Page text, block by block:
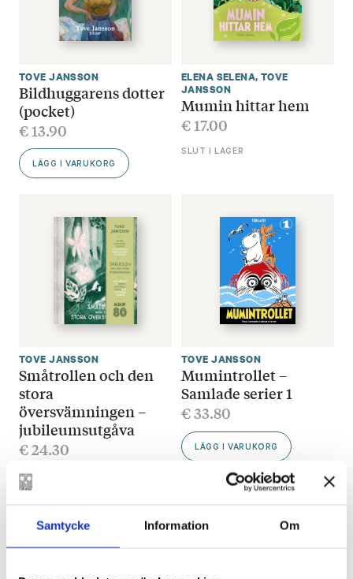
Samtycke Information Om
TOVE JANSSON
Bildhuggarens dotter
(pocket)
€13.90
LÄGG I VARUKORG
ELENA SELENA, TOVE
JANSSON
Mumin hittar hem
€17.00
SLUT I LAGER
TOVE JANSSON
Småtrollen och den
stora
översvämningen –
jubileumsutgåva
€24.30
SLUT I LAGER
TOVE JANSSON
Mumintrollet –
Samlade serier 1
€33.80
LÄGG I VARUKORG